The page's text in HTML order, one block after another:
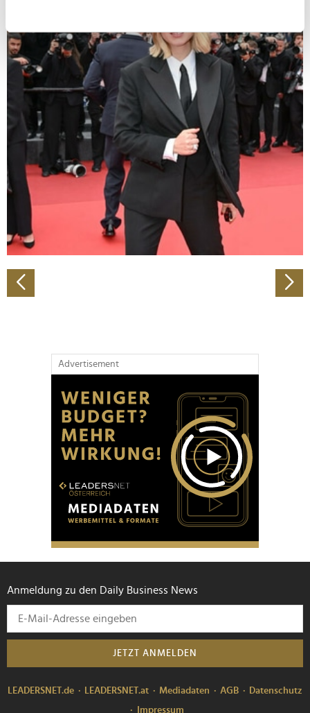
bestimmten Merkmalen (Fingerprinting) identifizieren
Erfahren Sie mehr darüber, wie Ihre persönlichen Daten
verarbeitet werden, und legen Sie Ihre Präferenzen im
Abschnitt Einzelheiten fest.
Wir verwenden Cookies, um Inhalte und Anzeigen zu
personalisieren, Funktionen für soziale Medien anbieten
zu können und die Zugriffe auf unsere Website zu
analysieren. Außerdem geben wir Informationen zu Ihrer
Verwendung unserer Website an unsere Partner für
soziale Medien, Werbung und Analysen weiter. Unsere
Partner führen diese Informationen möglicherweise mit
weiteren Daten zusammen, die Sie ihnen bereitgestellt
gesammelt haben.
Advertisement
Anmeldung zu den Daily Business News
JETZT ANMELDEN
LEADERSNET.de LEADERSNET.at Mediadaten AGB
Datenschutz
Impressum